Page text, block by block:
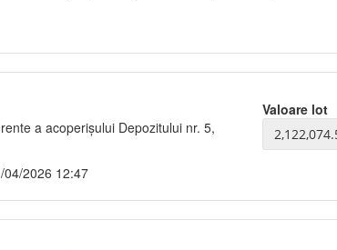
Valoare lot
a acoperișului Depozitului nr. 5,
04/2026 12:47